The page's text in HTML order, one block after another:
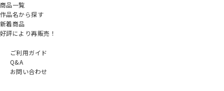
商品一覧
作品名から探す
新着商品
好評により再販売！
ご利用ガイド
Q&A
お問い合わせ